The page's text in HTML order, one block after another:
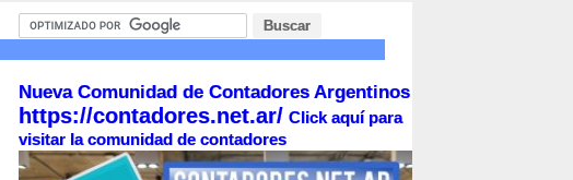
Nueva Comunidad de Contadores Argentinos
https://contadores.net.ar/ Click aquí para
visitar la comunidad de contadores